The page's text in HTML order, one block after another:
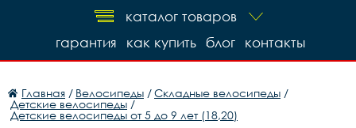
каталог товаров
контакты
блог
как купить
гарантия
Главная / Велосипеды /Складные велосипеды /
Детские велосипеды /
Детские велосипеды от 5 до 9 лет (18,20)